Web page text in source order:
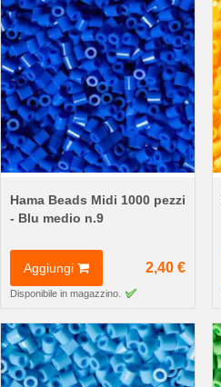
Hama Beads Midi 1000 pezzi
- Blu medio n.9
Aggiungi 2,40 €
Disponibile in magazzino.